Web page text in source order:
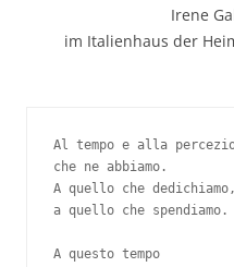
Irene
im Italienhaus der
Al tempo e alla
che ne abbiamo.
A quello che dedichiamo,
a quello che spendiamo.
A questo tempo